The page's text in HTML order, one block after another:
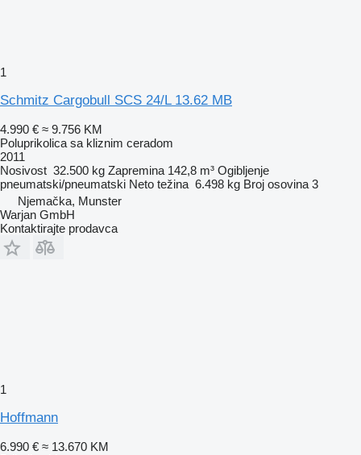
1
Schmitz Cargobull SCS 24/L 13.62 MB
4.990 € ≈ 9.756 KM
Poluprikolica sa kliznim ceradom
2011
Nosivost 32.500 kg Zapremina 142,8 m³ Ogibljenje
pneumatski/pneumatski Neto težina 6.498 kg Broj osovina 3
Njemačka, Munster
Warjan GmbH
Kontaktirajte prodavca
1
Hoffmann
6.990 € ≈ 13.670 KM